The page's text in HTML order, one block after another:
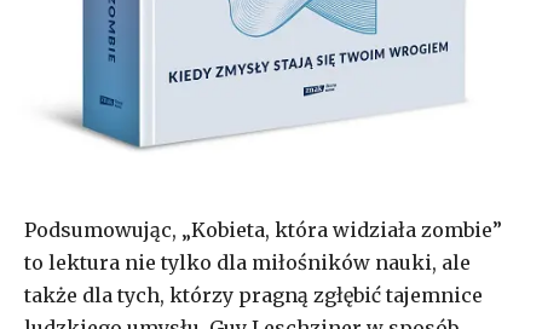
Podsumowując, „Kobieta, która widziała zombie”
to lektura nie tylko dla miłośników nauki, ale
także dla tych, którzy pragną zgłębić tajemnice